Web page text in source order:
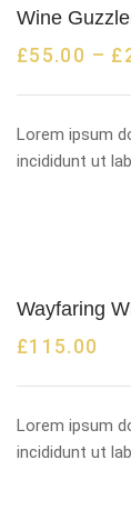
Wine
£55.00 – £
Lorem ipsum
incididunt ut
Wayfaring
£115.00
Lorem ipsum
incididunt ut